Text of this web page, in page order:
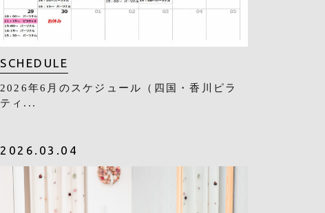
SCHEDULE
2026年6月のスケジュール（四国・香川ピラ
ティ...
2026.03.04